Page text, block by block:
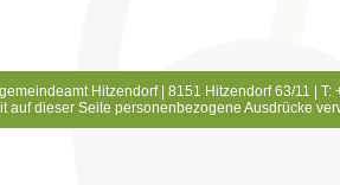
Hitzendorf | 8151 Hitzendorf 63/11 |
auf dieser Seite personenbezogene Ausdrücke